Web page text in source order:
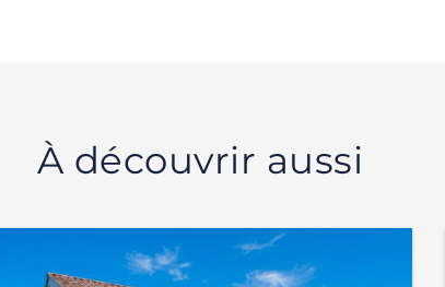
À découvrir aussi